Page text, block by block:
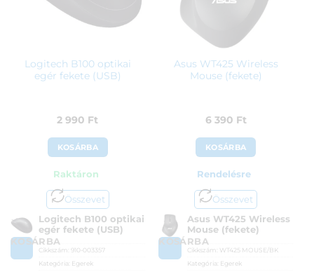
Logitech B100 optikai
egér fekete (USB)
2 990 Ft
KOSÁRBA
Raktáron
Összevet
KOSÁRBA
Logitech B100 optikai
egér fekete (USB)
Cikkszám:910-003357
Kategória:
Egerek
Asus WT425 Wireless
Mouse (fekete)
6 390 Ft
KOSÁRBA
Rendelésre
Összevet
KOSÁRBA
Asus WT425 Wireless
Mouse (fekete)
Cikkszám: WT425 MOUSE/BK
Kategória:
Egerek